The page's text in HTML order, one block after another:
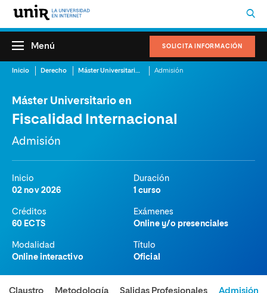
SOLICITA INFORMACIÓN
Menú
Inicio Derecho Máster Universitario en Fiscalidad Internacional Admisión
Máster Universitario en
Fiscalidad Internacional
Admisión
Inicio
02 nov 2026
Duración
1 curso
Créditos
60 ECTS
Exámenes
Online y/o presenciales
Modalidad
Online interactivo
Título
Oficial
Claustro Metodología Salidas Profesionales Admisión